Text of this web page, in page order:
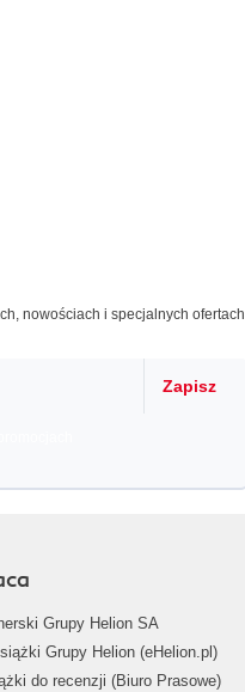
nowościach i specjalnych ofertach
Zapisz
Grupy Helion SA
Grupy Helion (eHelion.pl)
do recenzji (Biuro Prasowe)